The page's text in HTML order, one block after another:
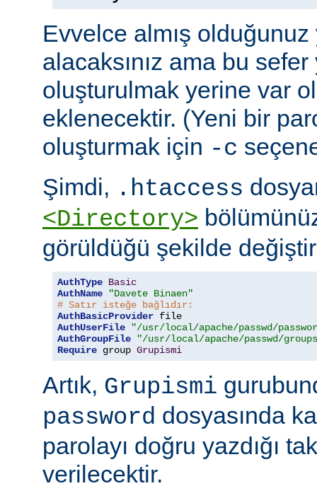
Evvelce almış olduğunuz
alacaksınız ama bu
oluşturulmak yerine var
eklenecektir. (Yeni bir
oluşturmak için -c
Şimdi, .htaccess
<Directory>
görüldüğü şekilde
AuthType Basic
AuthName
"Davete Binaen"
# Satır isteğe bağlıdır:
AuthBasicProvider
AuthUserFile
"/usr/local/apache/passwd/
AuthGroupFile
"/usr/local/apache/passwd/
Require group Grupismi
Artık, Grupismi
password dosyasında
parolayı doğru yazdığı
verilecektir.